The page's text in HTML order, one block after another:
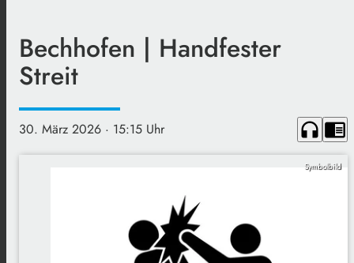
Bechhofen | Handfester
Streit
30. März 2026 · 15:15 Uhr headphones chrome_reader_mode
Symbolbild